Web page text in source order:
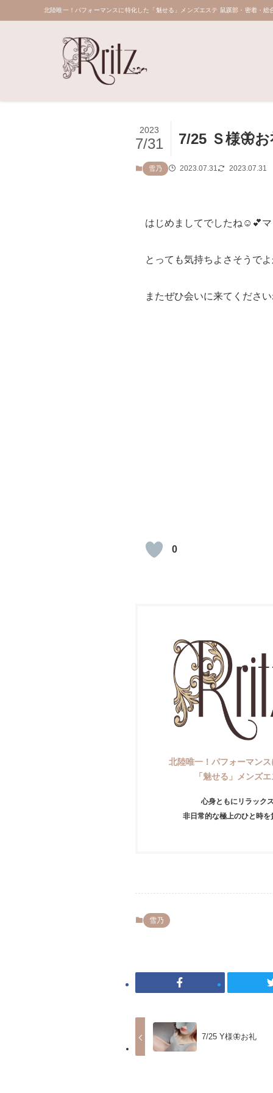
北陸唯一！パフォーマンスに特化した「魅せる」メンズエステ 鼠蹊部・密着・総
7/25 Ｓ様🦋
2023
7/31
雪乃 2023.07.31 2023.07.31
はじめましてでしたね☺️💕
とっても気持ちよさそうで
またぜひ会いに来てくださ
0
北陸唯一！パフォーマン
「魅せる」メンズ
心身ともにリラック
非日常的な極上のひと時
雪乃
7/25 Y様🦋お礼